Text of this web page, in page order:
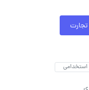
استخدامی